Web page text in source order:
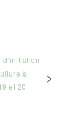
d’initiation
à
et 20